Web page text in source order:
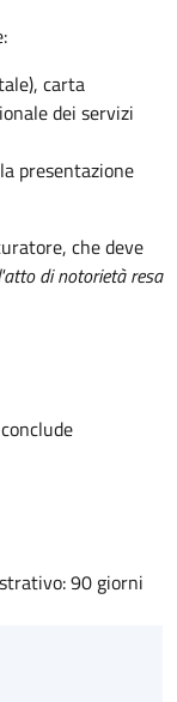
carta
dei servizi
presentazione
che deve
di notorietà resa
90 giorni